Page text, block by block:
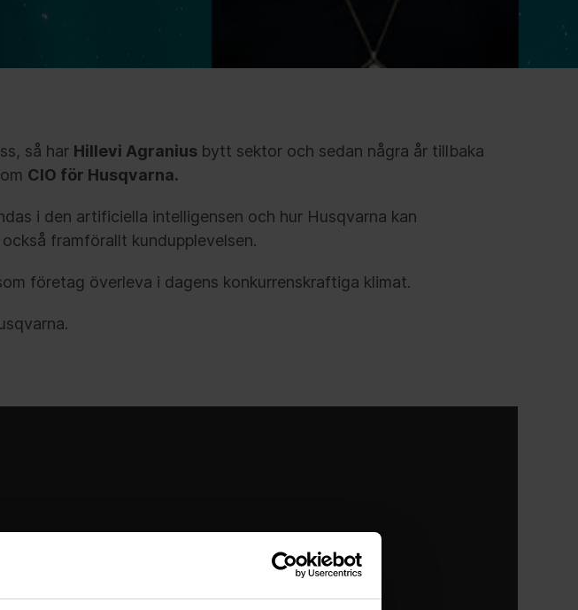
så har Hillevi Agranius bytt sektor och sedan några år tillbaka
CIO för Husqvarna.
i den artificiella intelligensen och hur Husqvarna kan
framförallt kundupplevelsen.
företag överleva i dagens konkurrenskraftiga klimat.